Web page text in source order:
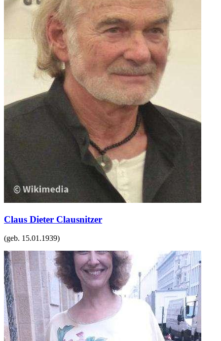
Claus Dieter Clausnitzer
(geb. 15.01.1939)